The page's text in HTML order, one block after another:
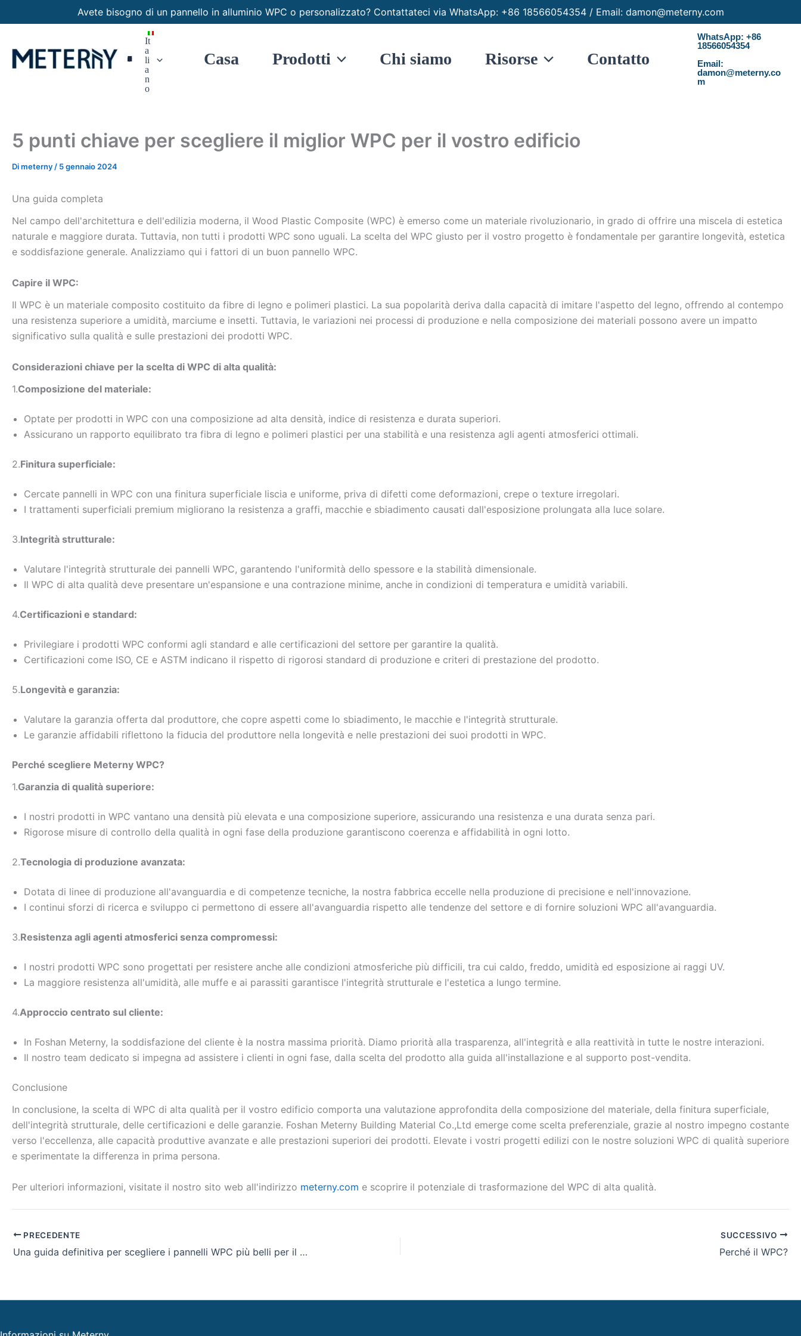
al
Avete bisogno di un pannello in alluminio WPC o personalizzato? Contattateci via WhatsApp: +86 18566054354 / Email: damon@meterny.com
Pannelli Personalizzati
It
a
li
a
n
o
Casa Prodotti Chi siamo Risorse Contatto
WhatsApp: +86
18566054354
Email:
damon@meterny.co
m
5 punti chiave per scegliere il miglior WPC per il vostro edificio
Dimeterny / 5 gennaio 2024
Una guida completa
Nel campo dell'architettura e dell'edilizia moderna, il Wood Plastic Composite (WPC) è emerso come un materiale rivoluzionario, in grado di offrire una miscela di estetica
naturale e maggiore durata. Tuttavia, non tutti i prodotti WPC sono uguali. La scelta del WPC giusto per il vostro progetto è fondamentale per garantire longevità, estetica
e soddisfazione generale. Analizziamo qui i fattori di un buon pannello WPC.
Capire il WPC:
Il WPC è un materiale composito costituito da fibre di legno e polimeri plastici. La sua popolarità deriva dalla capacità di imitare l'aspetto del legno, offrendo al contempo
una resistenza superiore a umidità, marciume e insetti. Tuttavia, le variazioni nei processi di produzione e nella composizione dei materiali possono avere un impatto
significativo sulla qualità e sulle prestazioni dei prodotti WPC.
Considerazioni chiave per la scelta di WPC di alta qualità:
1.Composizione del materiale:
Optate per prodotti in WPC con una composizione ad alta densità, indice di resistenza e durata superiori.
Assicurano un rapporto equilibrato tra fibra di legno e polimeri plastici per una stabilità e una resistenza agli agenti atmosferici ottimali.
2.Finitura superficiale:
Cercate pannelli in WPC con una finitura superficiale liscia e uniforme, priva di difetti come deformazioni, crepe o texture irregolari.
I trattamenti superficiali premium migliorano la resistenza a graffi, macchie e sbiadimento causati dall'esposizione prolungata alla luce solare.
3.Integrità strutturale:
Valutare l'integrità strutturale dei pannelli WPC, garantendo l'uniformità dello spessore e la stabilità dimensionale.
Il WPC di alta qualità deve presentare un'espansione e una contrazione minime, anche in condizioni di temperatura e umidità variabili.
4.Certificazioni e standard:
Privilegiare i prodotti WPC conformi agli standard e alle certificazioni del settore per garantire la qualità.
Certificazioni come ISO, CE e ASTM indicano il rispetto di rigorosi standard di produzione e criteri di prestazione del prodotto.
5.Longevità e garanzia:
Valutare la garanzia offerta dal produttore, che copre aspetti come lo sbiadimento, le macchie e l'integrità strutturale.
Le garanzie affidabili riflettono la fiducia del produttore nella longevità e nelle prestazioni dei suoi prodotti in WPC.
Perché scegliere Meterny WPC?
1.Garanzia di qualità superiore:
I nostri prodotti in WPC vantano una densità più elevata e una composizione superiore, assicurando una resistenza e una durata senza pari.
Rigorose misure di controllo della qualità in ogni fase della produzione garantiscono coerenza e affidabilità in ogni lotto.
2.Tecnologia di produzione avanzata:
Dotata di linee di produzione all'avanguardia e di competenze tecniche, la nostra fabbrica eccelle nella produzione di precisione e nell'innovazione.
I continui sforzi di ricerca e sviluppo ci permettono di essere all'avanguardia rispetto alle tendenze del settore e di fornire soluzioni WPC all'avanguardia.
3.Resistenza agli agenti atmosferici senza compromessi:
I nostri prodotti WPC sono progettati per resistere anche alle condizioni atmosferiche più difficili, tra cui caldo, freddo, umidità ed esposizione ai raggi UV.
La maggiore resistenza all'umidità, alle muffe e ai parassiti garantisce l'integrità strutturale e l'estetica a lungo termine.
4.Approccio centrato sul cliente:
In Foshan Meterny, la soddisfazione del cliente è la nostra massima priorità. Diamo priorità alla trasparenza, all'integrità e alla reattività in tutte le nostre interazioni.
Il nostro team dedicato si impegna ad assistere i clienti in ogni fase, dalla scelta del prodotto alla guida all'installazione e al supporto post-vendita.
Conclusione
In conclusione, la scelta di WPC di alta qualità per il vostro edificio comporta una valutazione approfondita della composizione del materiale, della finitura superficiale,
dell'integrità strutturale, delle certificazioni e delle garanzie. Foshan Meterny Building Material Co.,Ltd emerge come scelta preferenziale, grazie al nostro impegno costante
verso l'eccellenza, alle capacità produttive avanzate e alle prestazioni superiori dei prodotti. Elevate i vostri progetti edilizi con le nostre soluzioni WPC di qualità superiore
e sperimentate la differenza in prima persona.
Per ulteriori informazioni, visitate il nostro sito web all'indirizzo meterny.com e scoprire il potenziale di trasformazione del WPC di alta qualità.
PRECEDENTE
Una guida definitiva per scegliere i pannelli WPC più belli per il vostro edificio
SUCCESSIVO
Perché il WPC?